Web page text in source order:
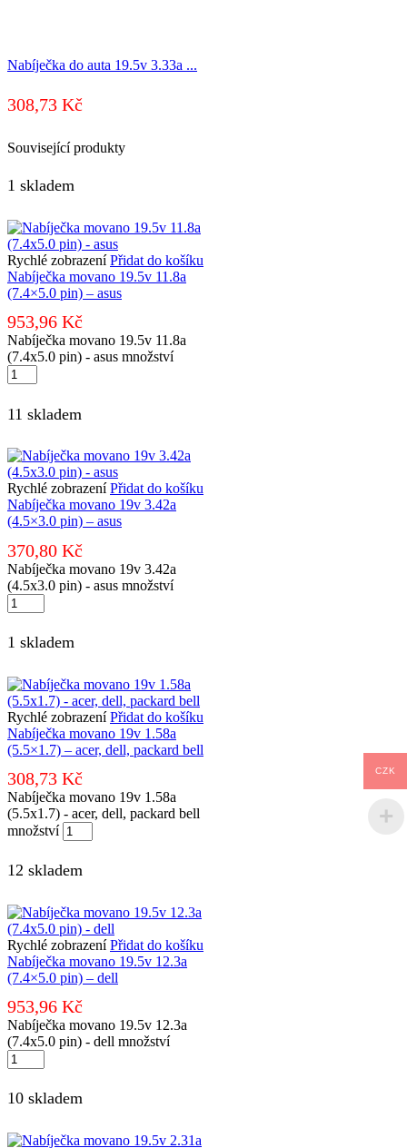
Nabíječka do auta 19.5v 3.33a ...
308,73 Kč
Související produkty
1 skladem
Rychlé zobrazení Přidat do košíku
Nabíječka movano 19.5v 11.8a
(7.4×5.0 pin) – asus
953,96 Kč
Nabíječka movano 19.5v 11.8a
(7.4x5.0 pin) - asus množství
11 skladem
Rychlé zobrazení Přidat do košíku
Nabíječka movano 19v 3.42a
(4.5×3.0 pin) – asus
370,80 Kč
Nabíječka movano 19v 3.42a
(4.5x3.0 pin) - asus množství
1 skladem
Rychlé zobrazení Přidat do košíku
Nabíječka movano 19v 1.58a
(5.5×1.7) – acer, dell, packard bell
308,73 Kč
Nabíječka movano 19v 1.58a
(5.5x1.7) - acer, dell, packard bell
množství
12 skladem
Rychlé zobrazení Přidat do košíku
Nabíječka movano 19.5v 12.3a
(7.4×5.0 pin) – dell
953,96 Kč
Nabíječka movano 19.5v 12.3a
(7.4x5.0 pin) - dell množství
10 skladem
CZK